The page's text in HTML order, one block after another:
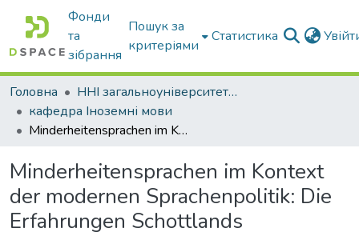
Фонди
та
зібрання
Пошук за
критеріями
Статистика
Головна
ННІ загальноуніверситетської підготовки
кафедра Іноземні мови
Minderheitensprachen im Kontext der modernen Sprachenpolitik: Die Erfahrungen Schottlands
Minderheitensprachen im Kontext
der modernen Sprachenpolitik: Die
Erfahrungen Schottlands